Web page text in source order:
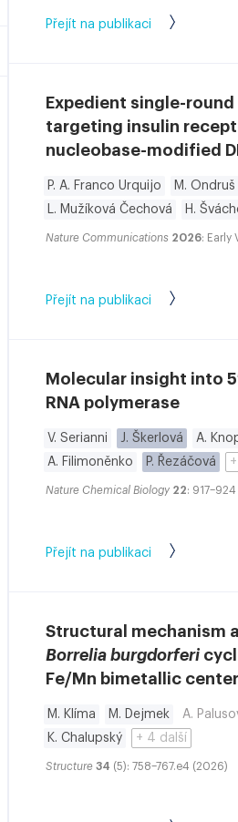
Přejít na publikaci
Expedient single-
targeting insulin
nucleobase-modified
P. A. Franco Urquijo M. Ondruš
L. Mužíková Čechová
H.
Nature Communications 2026: Early
Přejít na publikaci
Molecular insight into
RNA polymerase
V. Serianni J. Škerlová A.
A. Filimoněnko
P. Řezáčová
Nature Chemical Biology 22:
Přejít na publikaci
Structural mechanism
Borrelia burgdorferi
Fe/Mn bimetallic center
M. Klíma M. Dejmek A.
K. Chalupský
+ 4 další
Structure 34 (5): 758–767.e4 (2026)